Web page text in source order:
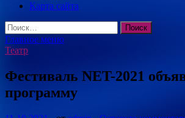
Карта сайта
Найти:
Главное меню
Театр
Фестиваль NET-2021
программу